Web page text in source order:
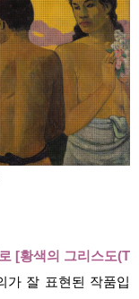
[황색의 그리스도(T
가 잘 표현된 작품입